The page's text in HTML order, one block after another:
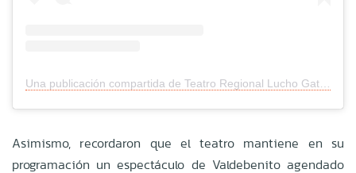
Asimismo, recordaron que el teatro mantiene en su
programación un espectáculo de Valdebenito agendado